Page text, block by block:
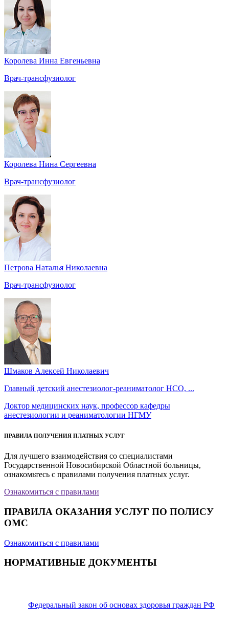
Королева Инна Евгеньевна
Врач-трансфузиолог
Королева Нина Сергеевна
Врач-трансфузиолог
Петрова Наталья Николаевна
Врач-трансфузиолог
Шмаков Алексей Николаевич
Главный детский анестезиолог-реаниматолог НСО, ...
Доктор медицинских наук, профессор кафедры
анестезиологии и реаниматологии НГМУ
ПРАВИЛА ПОЛУЧЕНИЯ ПЛАТНЫХ УСЛУГ
Для лучшего взаимодействия со специалистами
Государственной Новосибирской Областной больницы,
ознакомьтесь с правилами получения платных услуг.
Ознакомиться с правилами
ПРАВИЛА ОКАЗАНИЯ УСЛУГ ПО ПОЛИСУ
ОМС
Ознакомиться с правилами
НОРМАТИВНЫЕ ДОКУМЕНТЫ
Федеральный закон об основах здоровья граждан РФ